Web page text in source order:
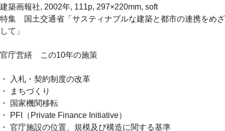
建築画報社, 2002年, 111p, 297×220mm, soft
特集 国土交通省「サスティナブルな建築と都市の連携をめざ
して」
官庁営繕 この10年の施策
・ 入札・契約制度の改革
・ まちづくり
・ 国家機関移転
・ PFI（Private Finance Initiative）
・ 官庁施設の位置、規模及び構造に関する基準